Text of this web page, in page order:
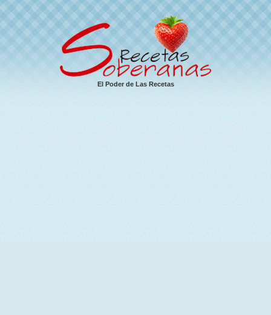
El Poder de Las Recetas